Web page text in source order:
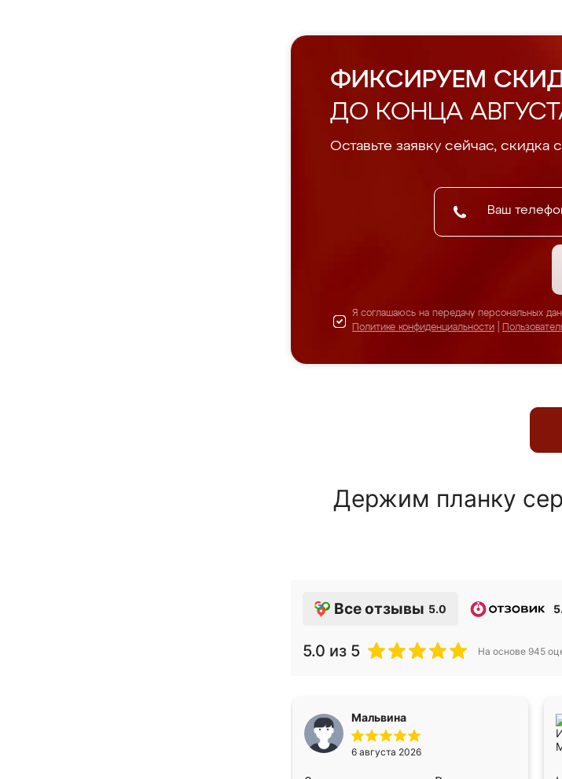
ФИКСИРУЕМ
ДО КОНЦА
Оставьте заявку сейчас, скидка
Я соглашаюсь на передачу персональных
Политике конфиденциальности
Держим планку
Все отзывы 5.0
5.0 из 5 На основе 945
Мальвина
6 августа 2026